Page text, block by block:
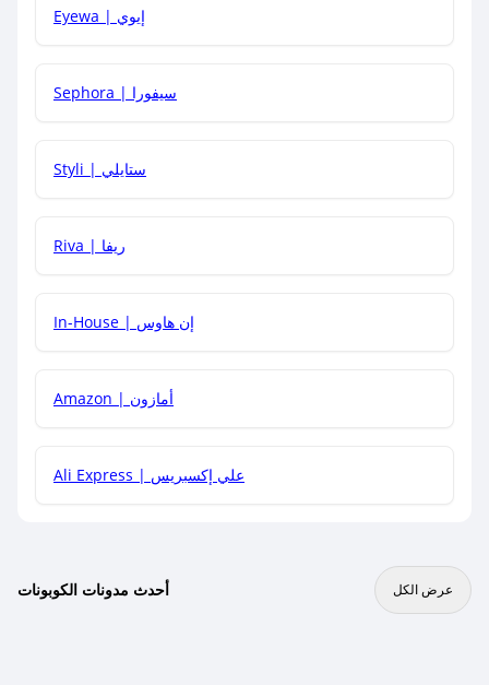
هل يمكنني جمع كود خصم مع العروض الأخرى؟
Eyewa | إيوي
Sephora | سيفورا
Styli | ستايلي
Riva | ريفا
In-House | إن هاوس
Amazon | أمازون
Ali Express | علي إكسبريس
أحدث مدونات الكوبونات عرض الكل